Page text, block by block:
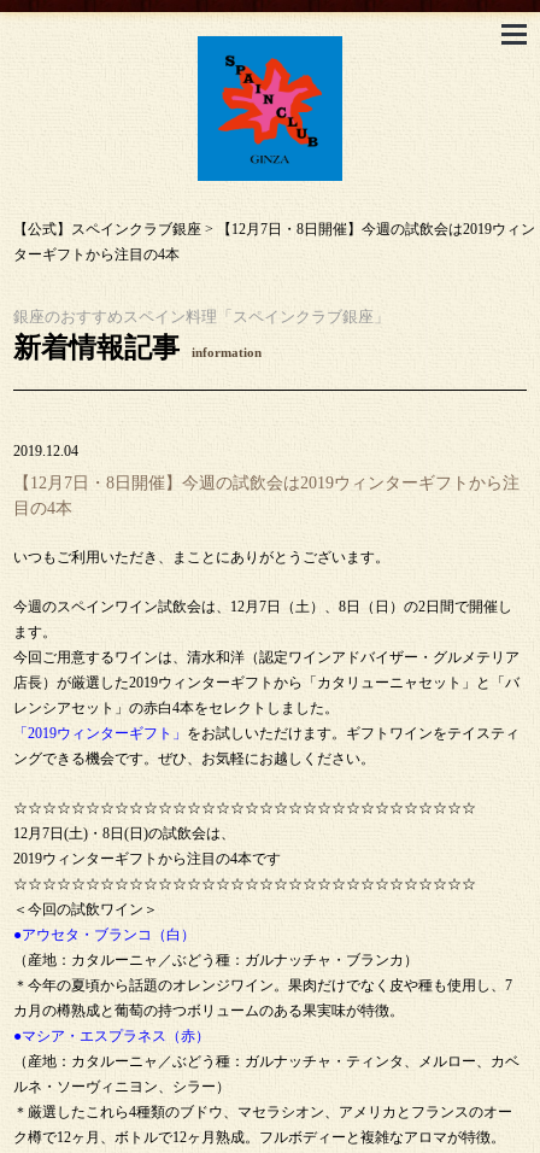
【公式】スペインクラブ銀座 >
【12月7日・8日開催】今週の試飲会は2019ウィン
ターギフトから注目の4本
銀座のおすすめスペイン料理「スペインクラブ銀座」
新着情報記事 information
2019.12.04
【12月7日・8日開催】今週の試飲会は2019ウィンターギフトから注
目の4本
いつもご利用いただき、まことにありがとうございます。
今週のスペインワイン試飲会は、12月7日（土）、8日（日）の2日間で開催し
ます。
今回ご用意するワインは、清水和洋（認定ワインアドバイザー・グルメテリア
店長）が厳選した2019ウィンターギフトから「カタリューニャセット」と「バ
レンシアセット」の赤白4本をセレクトしました。
「2019ウィンターギフト」 をお試しいただけます。ギフトワインをテイスティ
ングできる機会です。ぜひ、お気軽にお越しください。
☆☆☆☆☆☆☆☆☆☆☆☆☆☆☆☆☆☆☆☆☆☆☆☆☆☆☆☆☆☆☆☆
12月7日(土)・8日(日)の試飲会は、
2019ウィンターギフトから注目の4本です
☆☆☆☆☆☆☆☆☆☆☆☆☆☆☆☆☆☆☆☆☆☆☆☆☆☆☆☆☆☆☆☆
＜今回の試飲ワイン＞
●アウセタ・ブランコ（白）
（産地：カタルーニャ／ぶどう種：ガルナッチャ・ブランカ）
＊今年の夏頃から話題のオレンジワイン。果肉だけでなく皮や種も使用し、7
カ月の樽熟成と葡萄の持つボリュームのある果実味が特徴。
●マシア・エスプラネス（赤）
（産地：カタルーニャ／ぶどう種：ガルナッチャ・ティンタ、メルロー、カベ
ルネ・ソーヴィニヨン、シラー）
＊厳選したこれら4種類のブドウ、マセラシオン、アメリカとフランスのオー
ク樽で12ヶ月、ボトルで12ヶ月熟成。フルボディーと複雑なアロマが特徴。